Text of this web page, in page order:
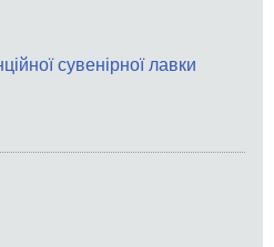
сувенірної лавки